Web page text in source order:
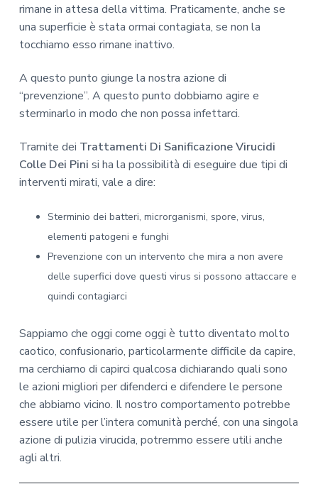
rimane in attesa della vittima. Praticamente, anche se
una superficie è stata ormai contagiata, se non la
tocchiamo esso rimane inattivo.
A questo punto giunge la nostra azione di
“prevenzione”. A questo punto dobbiamo agire e
sterminarlo in modo che non possa infettarci.
Tramite dei Trattamenti Di Sanificazione Virucidi
Colle Dei Pini si ha la possibilità di eseguire due tipi di
interventi mirati, vale a dire:
Sterminio dei batteri, microrganismi, spore, virus,
elementi patogeni e funghi
Prevenzione con un intervento che mira a non avere
delle superfici dove questi virus si possono attaccare e
quindi contagiarci
Sappiamo che oggi come oggi è tutto diventato molto
caotico, confusionario, particolarmente difficile da capire,
ma cerchiamo di capirci qualcosa dichiarando quali sono
le azioni migliori per difenderci e difendere le persone
che abbiamo vicino. Il nostro comportamento potrebbe
essere utile per l’intera comunità perché, con una singola
azione di pulizia virucida, potremmo essere utili anche
agli altri.